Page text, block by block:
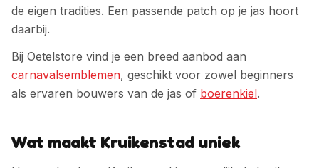
de eigen tradities. Een passende patch op je jas hoort
daarbij.
Bij Oetelstore vind je een breed aanbod aan
carnavalsemblemen, geschikt voor zowel beginners
als ervaren bouwers van de jas of boerenkiel.
Wat maakt Kruikenstad uniek